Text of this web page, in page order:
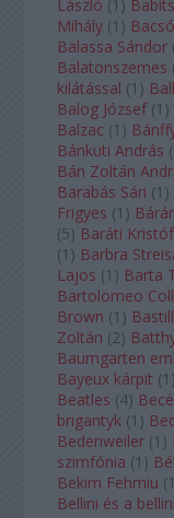
László (1 )
Mihály (1 )
Balassa Sándor
Balatonszemes
kilátással (1 )
Balog József (1 )
Balzac (1 )
Bánkuti András (
Bán Zoltán
Barabás Sári (1 )
Frigyes (1 )
(5) Baráti Kristóf
(1 ) Barbra
Lajos (1 ) Barta
Bartolomeo
Brown (1 )
Zoltán (2)
Baumgarten
Bayeux kárpit (1 )
Beatles (4)
brigantyk (1 )
Bedenweiler (1 )
szimfónia (1 )
Bekim Fehmiu (1
Bellini és a